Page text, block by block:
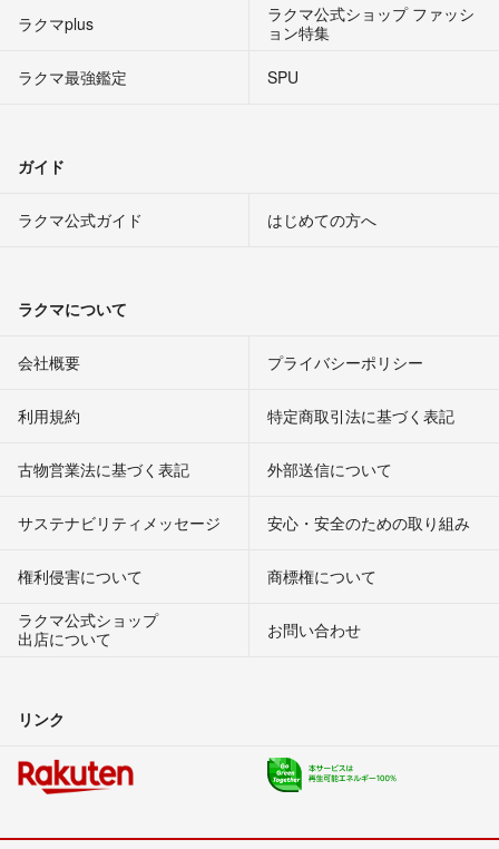
ラクマplus
ラクマ公式ショップ ファッシ
ョン特集
ラクマ最強鑑定
SPU
ガイド
ラクマ公式ガイド はじめての方へ
ラクマについて
会社概要 プライバシーポリシー
利用規約 特定商取引法に基づく表記
古物営業法に基づく表記 外部送信について
サステナビリティメッセージ 安心・安全のための取り組み
権利侵害について
商標権について
ラクマ公式ショップ
出店について
お問い合わせ
リンク